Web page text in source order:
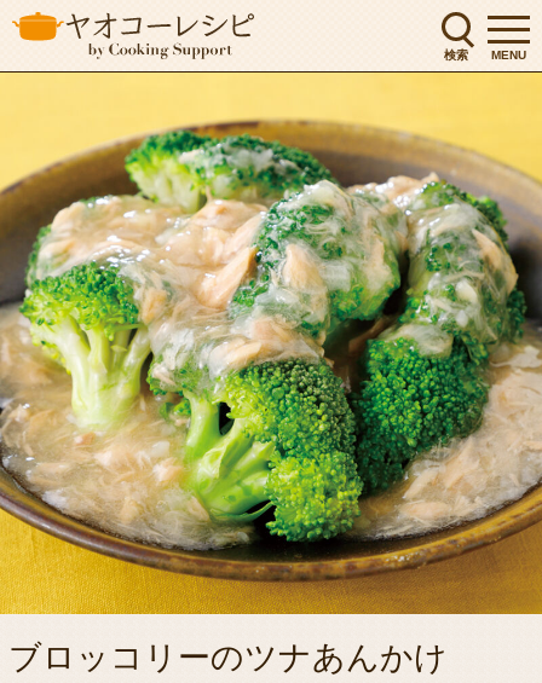
検索 MENU
ブロッコリーのツナあんかけ